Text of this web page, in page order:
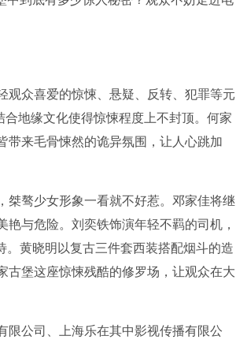
观众喜爱的惊悚、悬疑、反转、犯罪等元
地缘文化使得惊悚程度上不封顶。何家
带来毛骨悚然的诡异氛围，让人心跳加
桀骜少女形象一看就不好惹。邓家佳将继
与危险。刘奕铁饰演年轻不羁的司机，
。黄晓明以复古三件套西装搭配烟斗的造
古堡这座惊悚残酷的修罗场，让观众在大
限公司、上海乐在其中影视传播有限公